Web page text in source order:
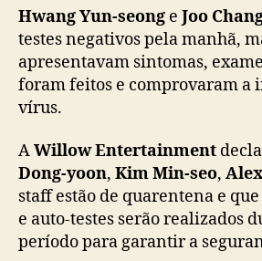
Hwang Yun-seong e Joo
testes negativos pela manhã,
apresentavam sintomas,
foram feitos e comprovaram a
vírus.
AWillow Entertainment
Dong-yoon, Kim Min-seo,
staff estão de quarentena e que
e auto-testes serão realizados
período para garantir a